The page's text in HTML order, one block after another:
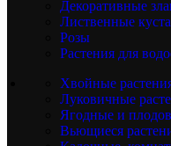
Декоративные
Лиственные
Розы
Растения для
Хвойные
Луковичные
Ягодные и
Вьющиеся